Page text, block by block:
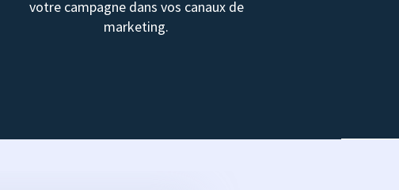
votre campagne dans vos canaux de
marketing.